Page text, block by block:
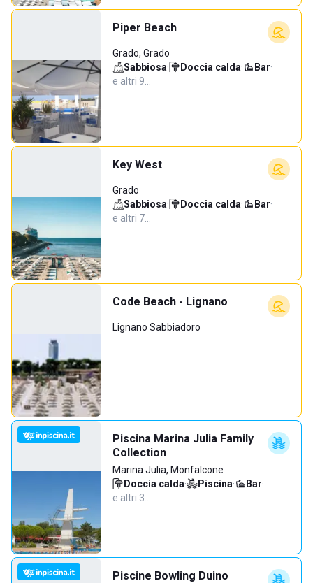
Piper Beach
Grado, Grado
Sabbiosa· Doccia calda· Bar·
e altri 9…
Key West
Grado
Sabbiosa· Doccia calda· Bar·
e altri 7…
Code Beach - Lignano
Lignano Sabbiadoro
Piscina Marina Julia Family
Collection
Marina Julia, Monfalcone
Doccia calda· Piscina· Bar·
e altri 3…
Piscine Bowling Duino